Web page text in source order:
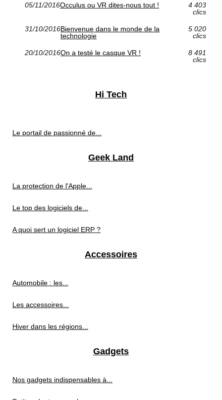
05/11/2016Occulus ou VR dites-nous tout !
4 403
clics
31/10/2016Bienvenue dans le monde de la
technologie
5 020
clics
20/10/2016On a testé le casque VR !
8 491
clics
Hi Tech
Le portail de passionné de...
Geek Land
La protection de l'Apple...
Le top des logiciels de...
A quoi sert un logiciel ERP ?
Accessoires
Automobile : les...
Les accessoires...
Hiver dans les régions...
Gadgets
Nos gadgets indispensables à...